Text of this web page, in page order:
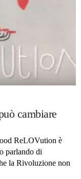
cambiare
ReLOVution è
parlando di
la Rivoluzione non